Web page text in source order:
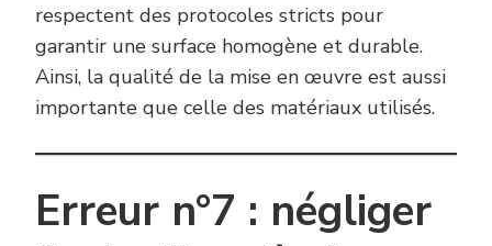
respectent des protocoles stricts pour
garantir une surface homogène et durable.
Ainsi, la qualité de la mise en œuvre est aussi
importante que celle des matériaux utilisés.
Erreur n°7 : négliger